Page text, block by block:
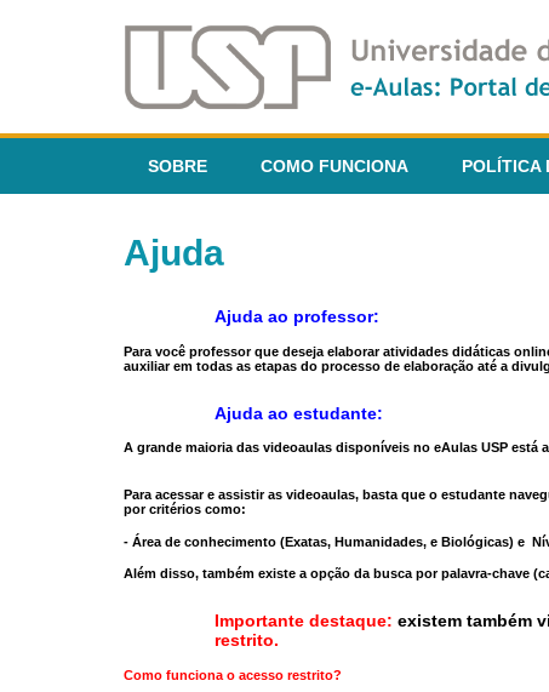
SOBRE COMO FUNCIONA POLÍTICA
Ajuda
Ajuda ao professor:
Para você professor que deseja elaborar atividades didáticas
auxiliar em todas as etapas do processo de elaboração até a
Ajuda ao estudante:
A grande maioria das videoaulas disponíveis no eAulas USP está
Para acessar e assistir as videoaulas, basta que o estudante
por critérios como:
- Área de conhecimento (Exatas, Humanidades, e Biológicas) e
Além disso, também existe a opção da busca por palavra-chave
Importante destaque: existem também
restrito.
Como funciona o acesso restrito?